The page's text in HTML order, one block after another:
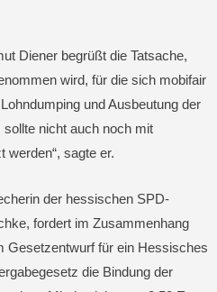
Diener begrüßt die Tatsache,
wird, für die sich mobifair
und Ausbeutung der
nicht auch noch mit
werden“, sagte er.
der hessischen SPD-
fordert im Zusammenhang
Gesetzentwurf für ein Hessisches
die Bindung der